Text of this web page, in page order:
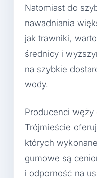
Natomiast do
nawadniania
jak trawniki,
średnicy i
na szybkie
wody.
Producenci
Trójmieście
których
gumowe są
i odporność na